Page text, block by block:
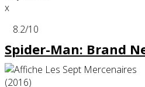
x
8.2/10
Spider-Man: Brand